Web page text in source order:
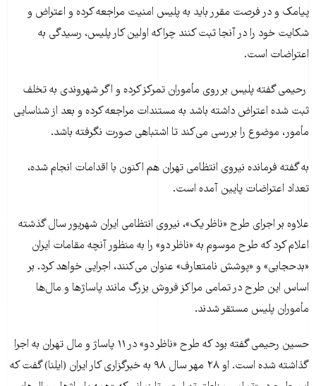
پیامک و در فرصت مقرر باید به پلیس امنیت مراجعه کرده و اعتراض و
شکایت خود را در آنجا ثبت کنند چراکه اولین کار پلیس، رسیدگی به
اعتراضات است.
رحیمی گفته پلیس بر روی مأموران تمرکز کرده و اگر شهروندی به تخلف
ثبت شده اعتراض داشته باشد به مستندات مراجعه کرده و بعد از شناسایی
مأمور، موضوع را بررسی می‌کند تا اشتباهی صورت نگرفته باشد.
به گفته فرمانده نیروی انتظامی تهران هم اکنون با اقدامات انجام شده،
تعداد اعتراضات پایین آمده است.
علاوه بر اجرای طرح «ناظر یک»، نیروی انتظامی ایران شهریور سال گذشته
اعلام کرد که طرح موسوم به «ناظر دو» را به منظور آنچه مقامات ایران
«بدحجابی» و «پوشش نامتعارف» عنوان می‌کنند، اجرایی خواهد کرد. بر
اساس این طرح در تمامی مراکز فروش بزرگ مانند پاساژها و مال‌ها
مأموران پلیس مستقر شدند.
حسین رحیمی گفته بود که طرح «ناظر دو» در ۱۱ پاساژ و مال تهران به اجرا
گذاشته شده است. او ۲۸ مهر سال ۹۸ به خبرگزاری کار ایران (ایلنا) گفت که